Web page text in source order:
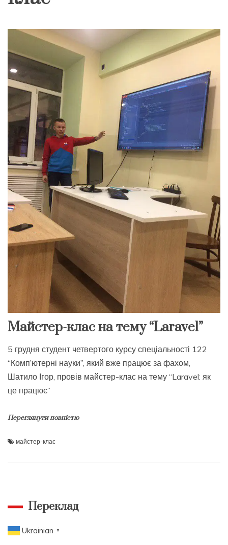
Майстер-клас на тему “Laravel”
5 грудня студент четвертого курсу спеціальності 122
“Комп’ютерні науки”, який вже працює за фахом,
Шатило Ігор, провів майстер-клас на тему “Laravel: як
це працює”
Переглянути повністю
майстер-клас
Переклад
Ukrainian ▼